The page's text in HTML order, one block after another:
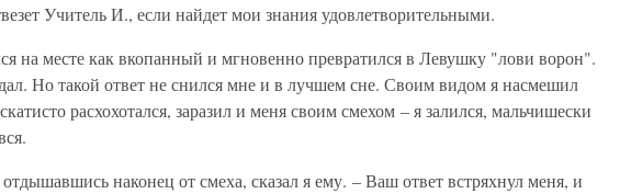
Учитель И., если найдет мои знания удовлетворительными.
на месте как вкопанный и мгновенно превратился в Левушку "лови ворон".
Но такой ответ не снился мне и в лучшем сне. Своим видом я насмешил
расхохотался, заразил и меня своим смехом – я залился, мальчишески
наконец от смеха, сказал я ему. – Ваш ответ встряхнул меня, и